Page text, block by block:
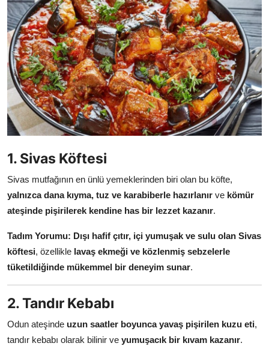
Temel Gıda ve Ürün Rehberleri
İçecek Kültürü & Barista
Yöresel Tarifler & Ev Yemekleri
Gıda Güvenliği & Sağlık
İçecek Kültürü & Rehberleri
Anne & Bebek Beslenmesi
Gıda Sözlüğü & Nedir?
Yemek Tarifleri & Menüler
1. Sivas Köftesi
Sivas mutfağının en ünlü yemeklerinden biri olan bu köfte,
yalnızca dana kıyma, tuz ve karabiberle hazırlanır ve kömür
ateşinde pişirilerek kendine has bir lezzet kazanır.
Tadım Yorumu: Dışı hafif çıtır, içi yumuşak ve sulu olan Sivas
köftesi, özellikle lavaş ekmeği ve közlenmiş sebzelerle
tüketildiğinde mükemmel bir deneyim sunar.
2. Tandır Kebabı
Odun ateşinde uzun saatler boyunca yavaş pişirilen kuzu eti,
tandır kebabı olarak bilinir ve yumuşacık bir kıvam kazanır.